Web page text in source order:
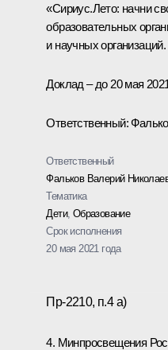
«Сириус.Лето: начни
образовательных
и научных организаций.
Доклад – до 20 мая 2021
Ответственный:
Ответственный
Фальков Валерий
Тематика
Дети, Образование
Срок исполнения
20 мая 2021 года
Пр-2210, п.4 а)
4. Минпросвещения